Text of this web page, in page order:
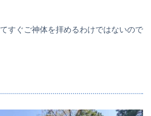
すぐご神体を拝めるわけではないので